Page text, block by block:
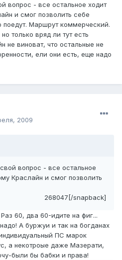
вопрос - все остальное ходит
и смог позволить себе
поедут. Маршрут коммерческий.
только вряд ли тут есть
не виноват, что остальные не
ели они есть, еще надо
2009
вопрос - все остальное
Краслайн и смог позволить
268047[/snapback]
60, два 60-идите на фиг...
А буржуи и так на богданах
ПС марок
а некотроые даже Мазерати,
были бы бабки и права!